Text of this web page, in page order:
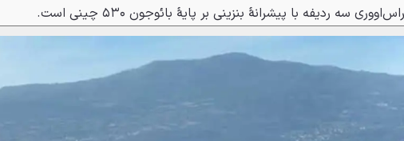
سه ردیفه با پیشرانهٔ بنزینی بر پایهٔ بائوجون ۵۳۰ چینی است.